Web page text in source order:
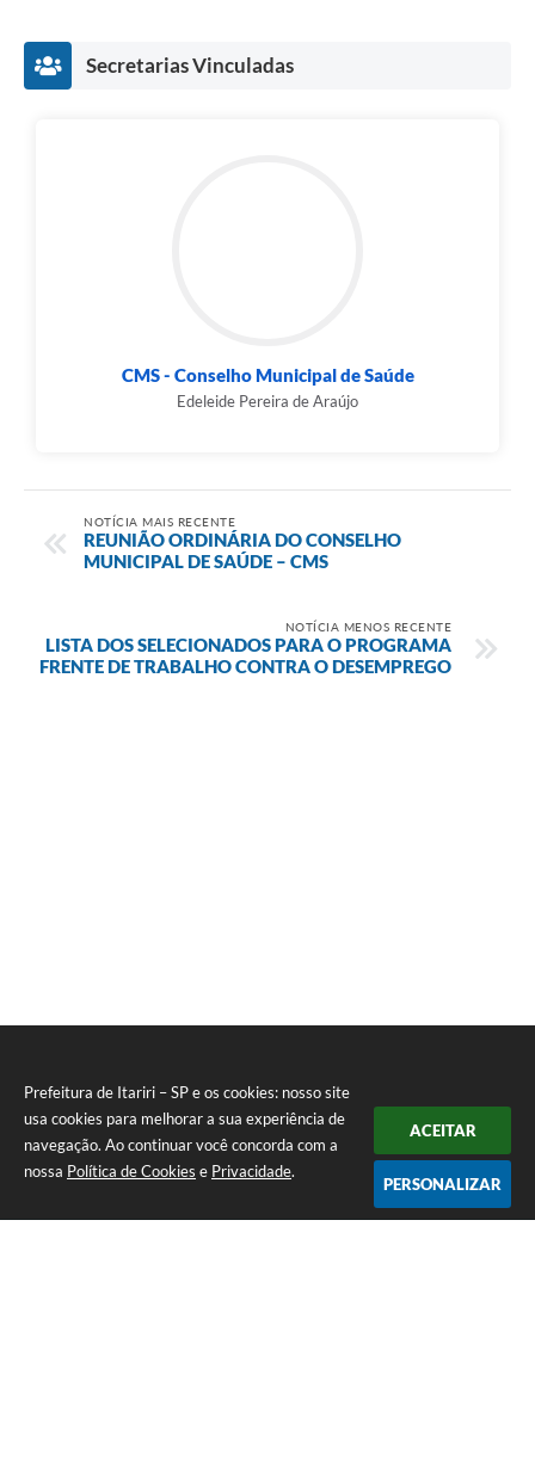
Prefeitura de Itariri – SP e os cookies: nosso site
usa cookies para melhorar a sua experiência de
navegação. Ao continuar você concorda com a
nossa Política de Cookies e Privacidade.
ACEITAR
PERSONALIZAR
Secretarias Vinculadas
CMS - Conselho Municipal de Saúde
Edeleide Pereira de Araújo
NOTÍCIA MAIS RECENTE
REUNIÃO ORDINÁRIA DO CONSELHO
MUNICIPAL DE SAÚDE – CMS
NOTÍCIA MENOS RECENTE
LISTA DOS SELECIONADOS PARA O PROGRAMA
FRENTE DE TRABALHO CONTRA O DESEMPREGO